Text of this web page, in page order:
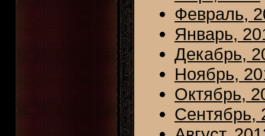
Февраль,
Январь,
Декабрь,
Ноябрь,
Октябрь,
Сентябрь,